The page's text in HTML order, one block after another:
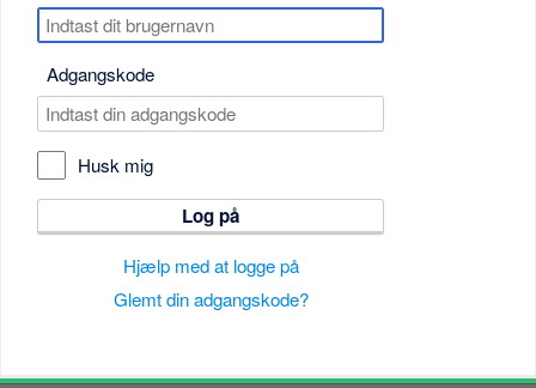
Adgangskode
Husk mig
Log på
Hjælp med at logge på
Glemt din adgangskode?